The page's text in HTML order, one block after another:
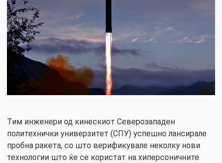
Тим инженери од кинескиот Северозападен
политехнички универзитет (СПУ) успешно лансирале
пробна ракета, со што верификувале неколку нови
технологии што ќе се користат на хиперсоничните